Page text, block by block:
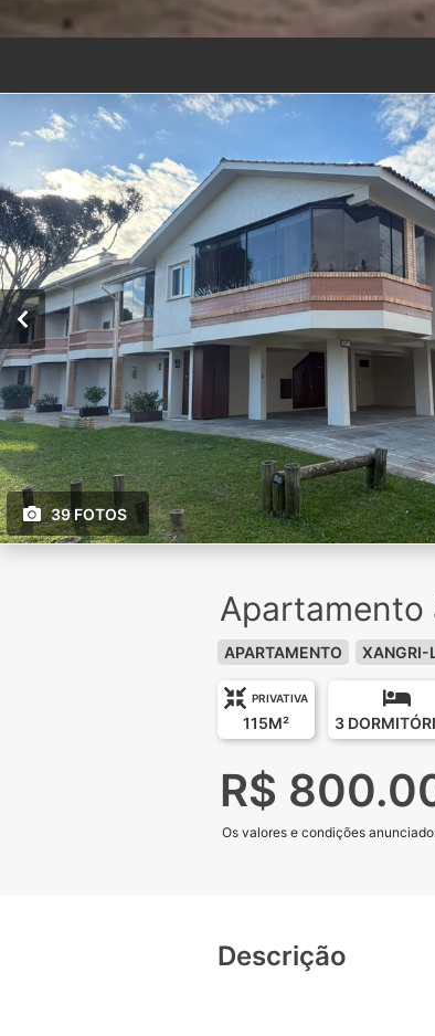
39 FOTOS
Apartamento
APARTAMENTO XANGRI-
PRIVATIVA
115M² 3
R$
Os valores e condições
Descrição